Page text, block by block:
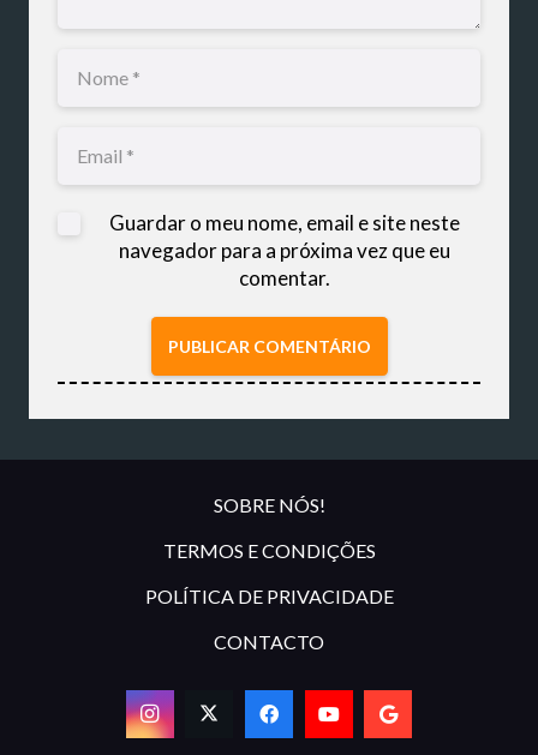
Guardar o meu nome, email e site neste
navegador para a próxima vez que eu
comentar.
PUBLICAR COMENTÁRIO
SOBRE NÓS!
TERMOS E CONDIÇÕES
POLÍTICA DE PRIVACIDADE
CONTACTO